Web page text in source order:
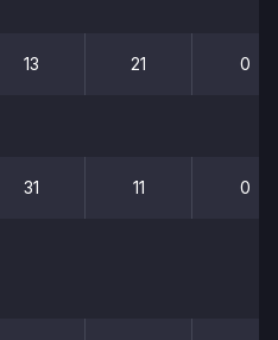
13 21 0
31 11 0